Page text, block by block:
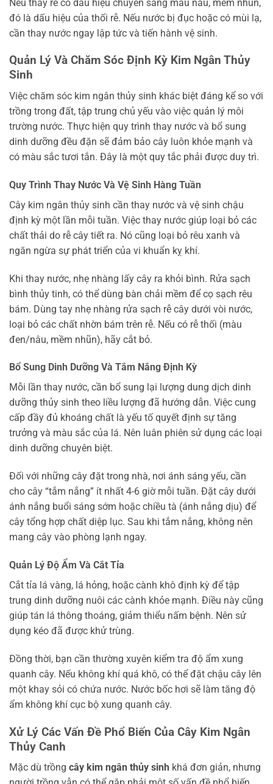
Nếu thấy rễ có dấu hiệu chuyển sang màu nâu, mềm nhũn,
đó là dấu hiệu của thối rễ. Nếu nước bị đục hoặc có mùi lạ,
cần thay nước ngay lập tức và tiến hành vệ sinh.
Quản Lý Và Chăm Sóc Định Kỳ Kim Ngân Thủy
Sinh
Việc chăm sóc kim ngân thủy sinh khác biệt đáng kể so với
trồng trong đất, tập trung chủ yếu vào việc quản lý môi
trường nước. Thực hiện quy trình thay nước và bổ sung
dinh dưỡng đều đặn sẽ đảm bảo cây luôn khỏe mạnh và
có màu sắc tươi tắn. Đây là một quy tắc phải được duy trì.
Quy Trình Thay Nước Và Vệ Sinh Hàng Tuần
Cây kim ngân thủy sinh cần thay nước và vệ sinh chậu
định kỳ một lần mỗi tuần. Việc thay nước giúp loại bỏ các
chất thải do rễ cây tiết ra. Nó cũng loại bỏ rêu xanh và
ngăn ngừa sự phát triển của vi khuẩn kỵ khí.
Khi thay nước, nhẹ nhàng lấy cây ra khỏi bình. Rửa sạch
bình thủy tinh, có thể dùng bàn chải mềm để cọ sạch rêu
bám. Dùng tay nhẹ nhàng rửa sạch rễ cây dưới vòi nước,
loại bỏ các chất nhờn bám trên rễ. Nếu có rễ thối (màu
đen/nâu, mềm nhũn), hãy cắt bỏ.
Bổ Sung Dinh Dưỡng Và Tắm Nắng Định Kỳ
Mỗi lần thay nước, cần bổ sung lại lượng dung dịch dinh
dưỡng thủy sinh theo liều lượng đã hướng dẫn. Việc cung
cấp đầy đủ khoáng chất là yếu tố quyết định sự tăng
trưởng và màu sắc của lá. Nên luân phiên sử dụng các loại
dinh dưỡng chuyên biệt.
Đối với những cây đặt trong nhà, nơi ánh sáng yếu, cần
cho cây “tắm nắng” ít nhất 4-6 giờ mỗi tuần. Đặt cây dưới
ánh nắng buổi sáng sớm hoặc chiều tà (ánh nắng dịu) để
cây tổng hợp chất diệp lục. Sau khi tắm nắng, không nên
mang cây vào phòng lạnh ngay.
Quản Lý Độ Ẩm Và Cắt Tỉa
Cắt tỉa lá vàng, lá hỏng, hoặc cành khô định kỳ để tập
trung dinh dưỡng nuôi các cành khỏe mạnh. Điều này cũng
giúp tán lá thông thoáng, giảm thiểu nấm bệnh. Nên sử
dụng kéo đã được khử trùng.
Đồng thời, bạn cần thường xuyên kiểm tra độ ẩm xung
quanh cây. Nếu không khí quá khô, có thể đặt chậu cây lên
một khay sỏi có chứa nước. Nước bốc hơi sẽ làm tăng độ
ẩm không khí cục bộ xung quanh cây.
Xử Lý Các Vấn Đề Phổ Biến Của Cây Kim Ngân
Thủy Canh
Mặc dù trồng cây kim ngân thủy sinh khá đơn giản, nhưng